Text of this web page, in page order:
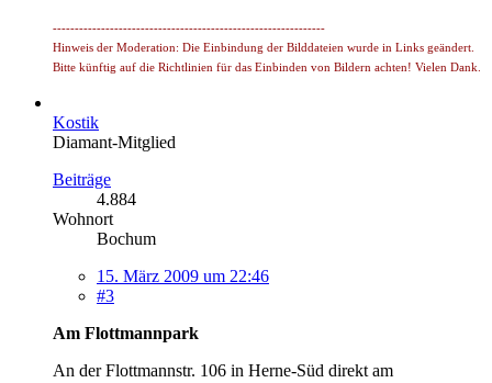
--------------------------------------------------------------
Hinweis der Moderation: Die Einbindung der Bilddateien wurde in Links geändert.
Bitte künftig auf die Richtlinien für das Einbinden von Bildern achten! Vielen Dank.
Kostik
Diamant-Mitglied
Beiträge
4.884
Wohnort
Bochum
15. März 2009 um 22:46
#3
Am Flottmannpark
An der Flottmannstr. 106 in Herne-Süd direkt am